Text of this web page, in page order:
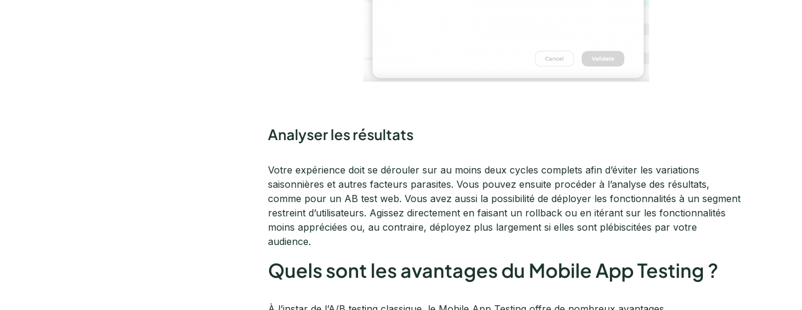
Analyser les résultats
Votre expérience doit se dérouler sur au moins deux cycles complets afin d’éviter les variations
saisonnières et autres facteurs parasites. Vous pouvez ensuite procéder à l’analyse des résultats,
comme pour un AB test web. Vous avez aussi la possibilité de déployer les fonctionnalités à un segment
restreint d’utilisateurs. Agissez directement en faisant un rollback ou en itérant sur les fonctionnalités
moins appréciées ou, au contraire, déployez plus largement si elles sont plébiscitées par votre
audience.
Quels sont les avantages du Mobile App Testing ?